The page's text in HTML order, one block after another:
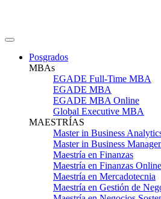
Posgrados
MBAs
EGADE Full-Time MBA
EGADE MBA
EGADE MBA Online
Global Executive MBA
MAESTRÍAS
Master in Business
Master in Business
Maestría en Finanzas
Maestría en Finanzas Online
Maestría en Mercadotecnia
Maestría en Gestión de